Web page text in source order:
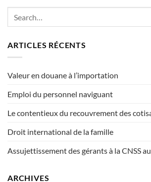
ARTICLES RÉCENTS
Valeur en douane à l’importation
Emploi du personnel naviguant
Le contentieux du recouvrement des
Droit international de la famille
Assujettissement des gérants à la CNSS
ARCHIVES